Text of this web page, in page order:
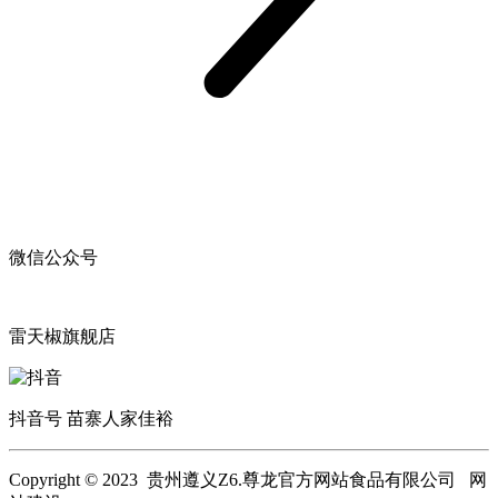
微信公众号
雷天椒旗舰店
抖音号 苗寨人家佳裕
Copyright © 2023 贵州遵义Z6.尊龙官方网站食品有限公司 网